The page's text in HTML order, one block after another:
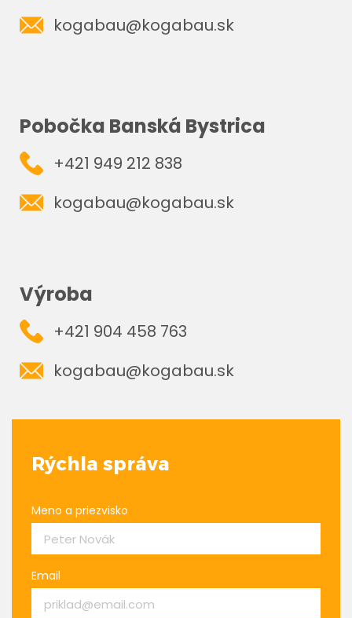
kogabau@kogabau.sk
Pobočka Banská Bystrica
+421 949 212 838
kogabau@kogabau.sk
Výroba
+421 904 458 763
kogabau@kogabau.sk
Rýchla správa
Meno a priezvisko
Email